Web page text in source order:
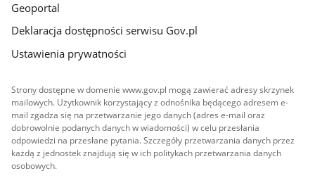
Geoportal
Deklaracja dostępności serwisu Gov.pl
Ustawienia prywatności
Strony dostępne w domenie www.gov.pl mogą zawierać adresy skrzynek
mailowych. Użytkownik korzystający z odnośnika będącego adresem e-
mail zgadza się na przetwarzanie jego danych (adres e-mail oraz
dobrowolnie podanych danych w wiadomości) w celu przesłania
odpowiedzi na przesłane pytania. Szczegóły przetwarzania danych przez
każdą z jednostek znajdują się w ich politykach przetwarzania danych
osobowych.